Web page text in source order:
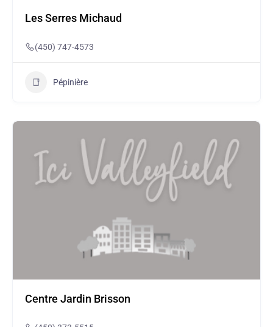
Les Serres Michaud
(450) 747-4573
Pépinière
Centre Jardin Brisson